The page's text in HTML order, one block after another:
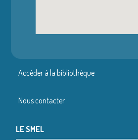
Accéder à la bibliothèque
Nous contacter
LE SMEL